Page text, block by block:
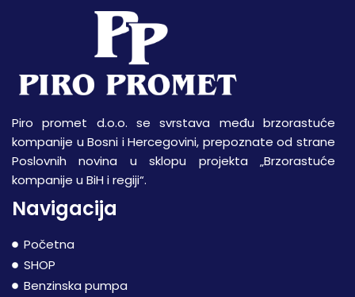
Piro promet d.o.o. se svrstava među brzorastuće
kompanije u Bosni i Hercegovini, prepoznate od strane
Poslovnih novina u sklopu projekta „Brzorastuće
kompanije u BiH i regiji“.
Navigacija
Početna
SHOP
Benzinska pumpa